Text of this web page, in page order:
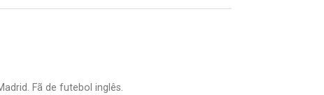
Fã de futebol inglês.